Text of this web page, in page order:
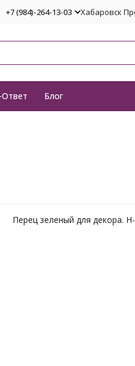
+7 (984)-264-13-03 Хабаровск
Блог
Перец зеленый для декора.